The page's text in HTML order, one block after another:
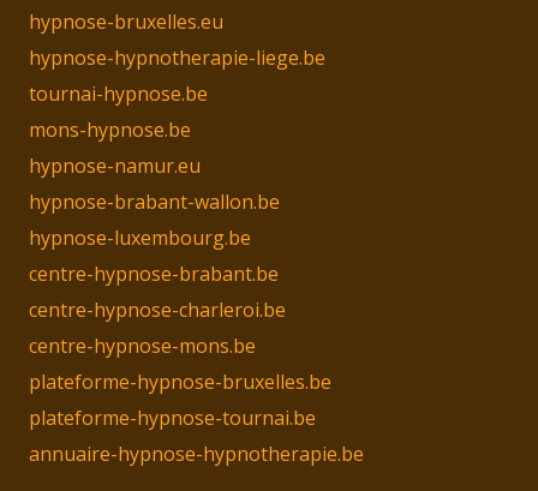
hypnose-bruxelles.eu
hypnose-hypnotherapie-liege.be
tournai-hypnose.be
mons-hypnose.be
hypnose-namur.eu
hypnose-brabant-wallon.be
hypnose-luxembourg.be
centre-hypnose-brabant.be
centre-hypnose-charleroi.be
centre-hypnose-mons.be
plateforme-hypnose-bruxelles.be
plateforme-hypnose-tournai.be
annuaire-hypnose-hypnotherapie.be